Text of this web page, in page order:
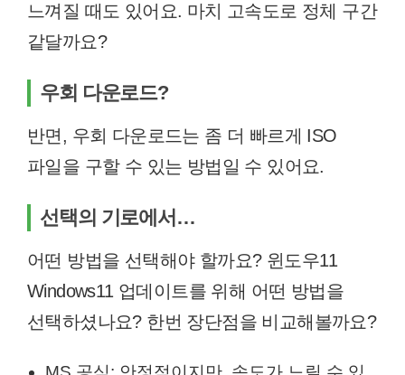
느껴질 때도 있어요. 마치 고속도로 정체 구간
같달까요?
우회 다운로드?
반면, 우회 다운로드는 좀 더 빠르게 ISO
파일을 구할 수 있는 방법일 수 있어요.
선택의 기로에서…
어떤 방법을 선택해야 할까요? 윈도우11
Windows11 업데이트를 위해 어떤 방법을
선택하셨나요? 한번 장단점을 비교해볼까요?